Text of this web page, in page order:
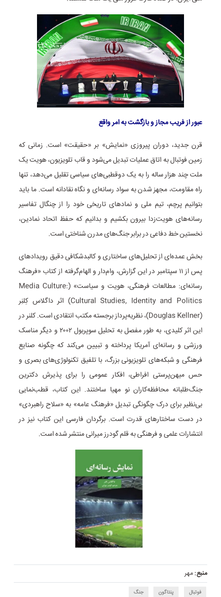
عبور از فریب مجاز و بازگشت به امر واقع
قرن جدید، دوران پیروزی «نمایش» بر «حقیقت» است. زمانی که
زمین فوتبال به اتاق عملیات تبدیل می‌شود و قاب تلویزیون، هویت یک
ملت چند هزار ساله را به یک دوقطبی‌های سیاسی تقلیل می‌دهد، تنها
راه مقاومت، مجهز شدن به سواد رسانه‌ای و نگاه نقادانه است. ما باید
بتوانیم پرچم، تیم ملی و نمادهای تاریخی خود را از چنگال تفاسیر
رسانه‌های هویت‌زدا بیرون بکشیم و بدانیم که حفظ اتحاد نمادین،
نخستین خط دفاعی در برابر جنگ‌های مدرن شناختی است.
بخش عمده‌ای از تحلیل‌های ساختاری و کالبدشکافی دقیق رویدادهای
پس از ۱۱ سپتامبر در این گزارش، وام‌دار و الهام‌گرفته از کتاب «فرهنگ
رسانه‌ای: مطالعات فرهنگی، هویت و سیاست» (Media Culture:
Cultural Studies, Identity and Politics) اثر داگلاس کِلنِر
(Douglas Kellner)، نظریه‌پرداز برجسته مکتب انتقادی است. کلنر در
این اثر کلیدی، به طور مفصل به تحلیل سوپربول ۲۰۰۲ و دیگر مناسک
ورزشی و رسانه‌ای آمریکا پرداخته و تبیین می‌کند که چگونه صنایع
فرهنگی و شبکه‌های تلویزیونی بزرگ، با تلفیق تکنولوژی‌های بصری و
حس میهن‌پرستی افراطی، افکار عمومی را برای پذیرش دکترین
جنگ‌طلبانه محافظه‌کاران نو مهیا ساختند. این کتاب، قطب‌نمایی
بی‌نظیر برای درک چگونگی تبدیل «فرهنگ عامه» به «سلاح راهبردی»
در دست ساختارهای قدرت است. برگردان فارسی این کتاب نیز در
انتشارات علمی و فرهنگی به قلم گودرز میرانی منتشر شده است.
منبع:مهر
فوتبال پنتاگون جنگ